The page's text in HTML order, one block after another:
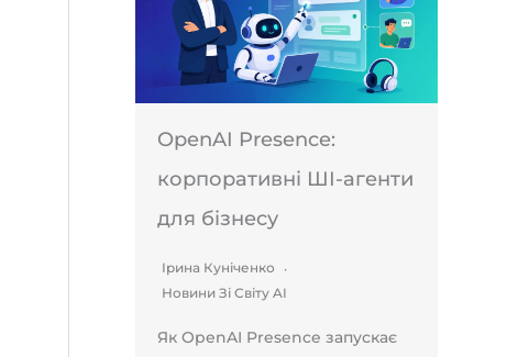
OpenAI Presence:
корпоративні ШІ-агенти
для бізнесу
Ірина Куніченко
Новини Зі Світу AI
Як OpenAI Presence запускає